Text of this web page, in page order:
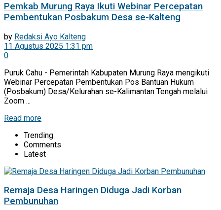
Pemkab Murung Raya Ikuti Webinar Percepatan
Pembentukan Posbakum Desa se-Kalteng
by Redaksi Ayo Kalteng
11 Agustus 2025 1:31 pm
0
Puruk Cahu - Pemerintah Kabupaten Murung Raya mengikuti
Webinar Percepatan Pembentukan Pos Bantuan Hukum
(Posbakum) Desa/Kelurahan se-Kalimantan Tengah melalui
Zoom ...
Read more
Trending
Comments
Latest
Remaja Desa Haringen Diduga Jadi Korban
Pembunuhan